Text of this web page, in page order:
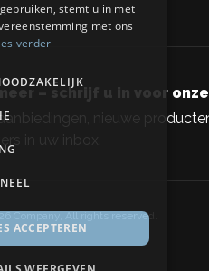
– schrijf u in voor
nieuwe
in uw inbox.
Company, All rights reserved.
stemt u in met
met ons
verder
ACCEPTEREN